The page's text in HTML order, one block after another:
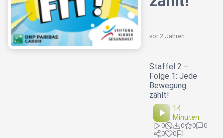
vor 2 Jahren
Staffel 2 –
Folge 1: Jede
Bewegung
zählt!
14
Minuten
0 0 0
0
0
0